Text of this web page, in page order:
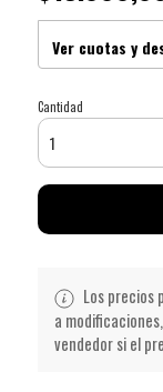
Ver cuotas y
Cantidad
Los precios
a
vendedor si el